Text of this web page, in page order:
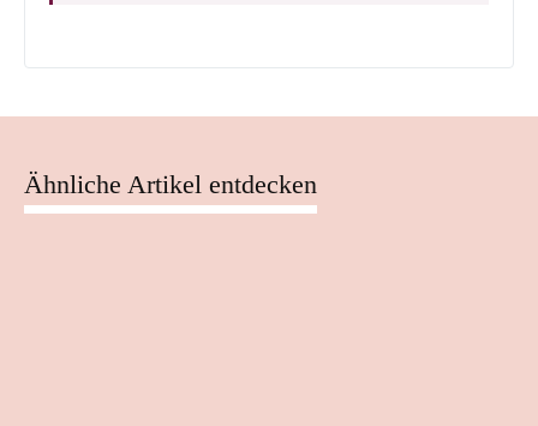
Ähnliche Artikel entdecken